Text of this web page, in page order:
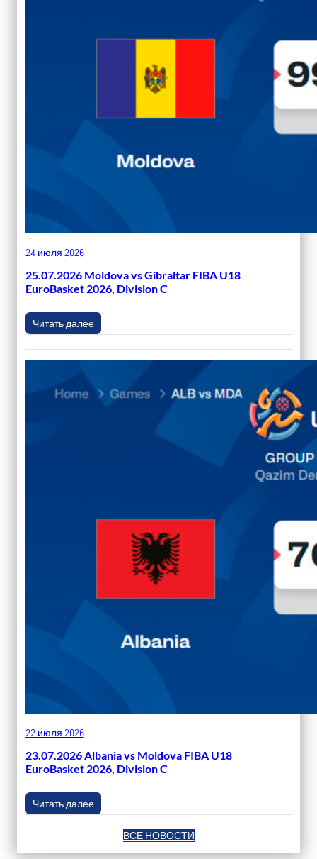
24 июля 2026
25.07.2026 Moldova vs Gibraltar FIBA U18
EuroBasket 2026, Division C
Читать далее
22 июля 2026
23.07.2026 Albania vs Moldova FIBA U18
EuroBasket 2026, Division C
Читать далее
ВСЕ НОВОСТИ